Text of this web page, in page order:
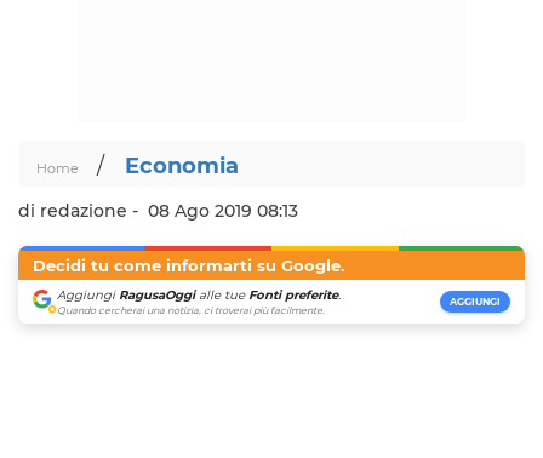
Home / Economia
di redazione - 08 Ago 2019 08:13
Decidi tu come informarti su Google.
Aggiungi RagusaOggialle tue Fonti preferite.
Quando cercherai una notizia, ci troverai più facilmente.
AGGIUNGI